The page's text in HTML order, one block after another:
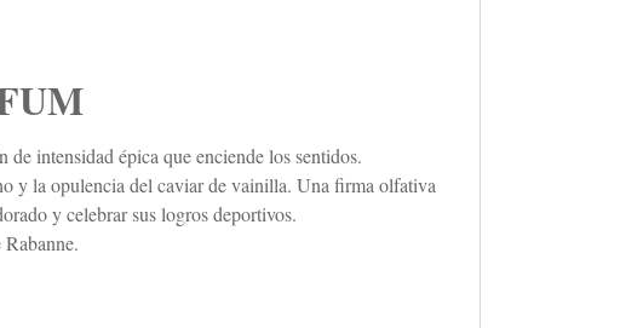
intensidad épica que enciende los sentidos.
y la opulencia del caviar de vainilla. Una firma olfativa
y celebrar sus logros deportivos.